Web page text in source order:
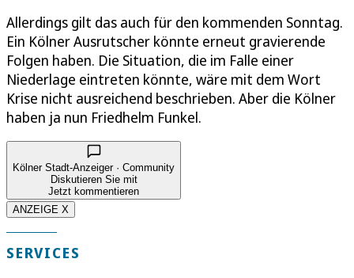
Allerdings gilt das auch für den kommenden Sonntag.
Ein Kölner Ausrutscher könnte erneut gravierende
Folgen haben. Die Situation, die im Falle einer
Niederlage eintreten könnte, wäre mit dem Wort
Krise nicht ausreichend beschrieben. Aber die Kölner
haben ja nun Friedhelm Funkel.
Kölner Stadt-Anzeiger · Community
Diskutieren Sie mit
Jetzt kommentieren
ANZEIGE X
SERVICES